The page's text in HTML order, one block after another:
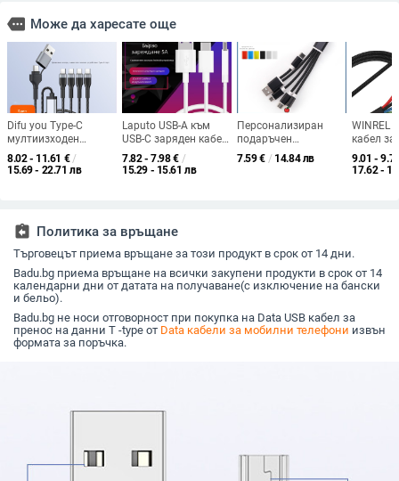
more Може да харесате още
Difu you Type-C
мултиизходен
заряден кабел,
найлонова обвивка,
8.02 - 11.61 € /
15.69 - 22.71 лв
Laputo USB-A към
USB-C заряден кабел,
40W бързо
зареждане, за
7.82 - 7.98€ /
15.29 - 15.61 лв
Персонализиран
подаръчен
ключодържател – 3-
в-1 бързозаряден
7.59€ / 14.84 лв
WINREL
кабел
двойни
9.01 -
17.62 -
assignment_return Политика за връщане
Търговецът приема връщане за този продукт в срок от 14 дни.
Badu.bg приема връщане на всички закупени продукти в срок от 14
календарни дни от датата на получаване(с изключение на бански
и бельо).
Badu.bg не носи отговорност при покупка на Data USB кабел за
пренос на данни T -type от Data кабели за мобилни телефони извън
формата за поръчка.